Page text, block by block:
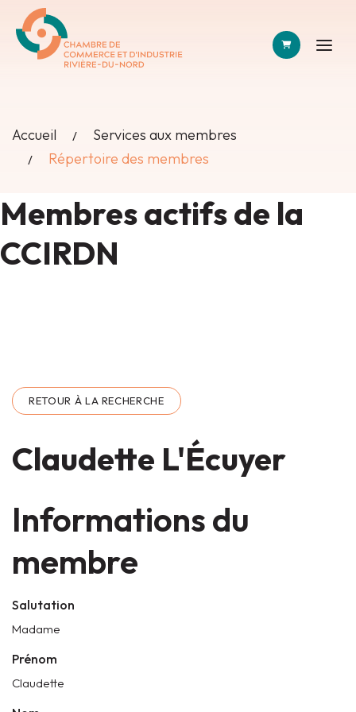
PANIER
Accueil
Services aux membres
Répertoire des membres
Membres actifs de la
CCIRDN
RETOUR À LA RECHERCHE
Claudette L'Écuyer
Informations du
membre
Salutation
Madame
Prénom
Claudette